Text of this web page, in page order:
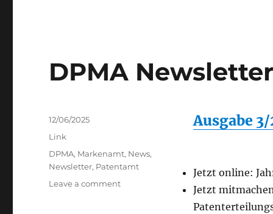
DPMA Newsletter
Ausgabe
Jetzt online:
Jetzt
Posted
on
12/06/2025
Categories
Link
Tags
DPMA, Markenamt, News,
Newsletter, Patentamt
Leave a commenton